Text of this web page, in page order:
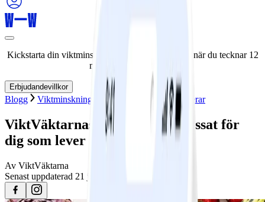
Kickstarta din viktminskningsresa nu! Spara 50% när du tecknar 12
månaders medlemskap.
Erbjudandevillkor
Blogg Viktminskning Program Hur det fungerar
ViktVäktarnas program – anpassat för
dig som lever med diabetes
Av ViktVäktarna
Senast uppdaterad 21 januari 2026